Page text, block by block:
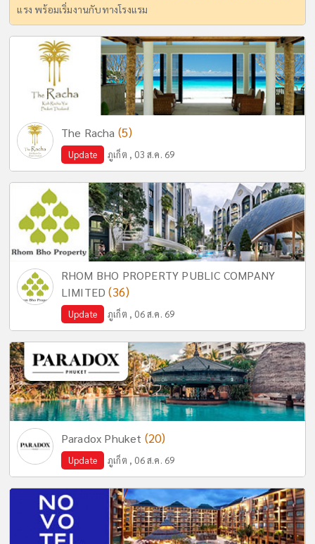
แรง พร้อมเริ่มงานกับทางโรงแรม
The Racha (5)
Update ภูเก็ต , 03 ส.ค. 69
RHOM BHO PROPERTY PUBLIC COMPANY
LIMITED(36)
Update ภูเก็ต , 06 ส.ค. 69
Paradox Phuket (20)
Update ภูเก็ต , 06 ส.ค. 69